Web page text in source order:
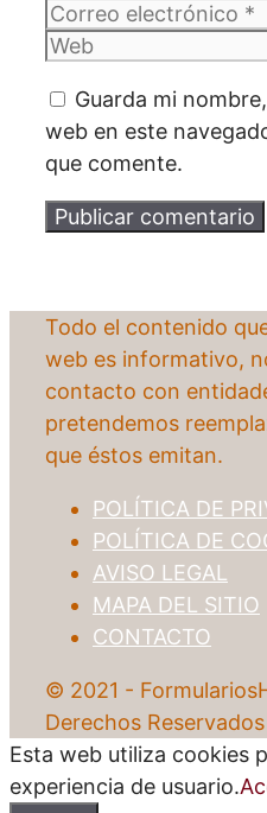
Correo
electrónico
Web
Guarda mi
web en este
que comente.
Todo el contenido
web es informativo,
contacto con
pretendemos
que éstos emitan.
POLÍTICA DE
POLÍTICA DE
AVISO LEGAL
MAPA DEL SITIO
CONTACTO
© 2021 -
Derechos Reservados
Esta web utiliza cookies
experiencia de usuario.